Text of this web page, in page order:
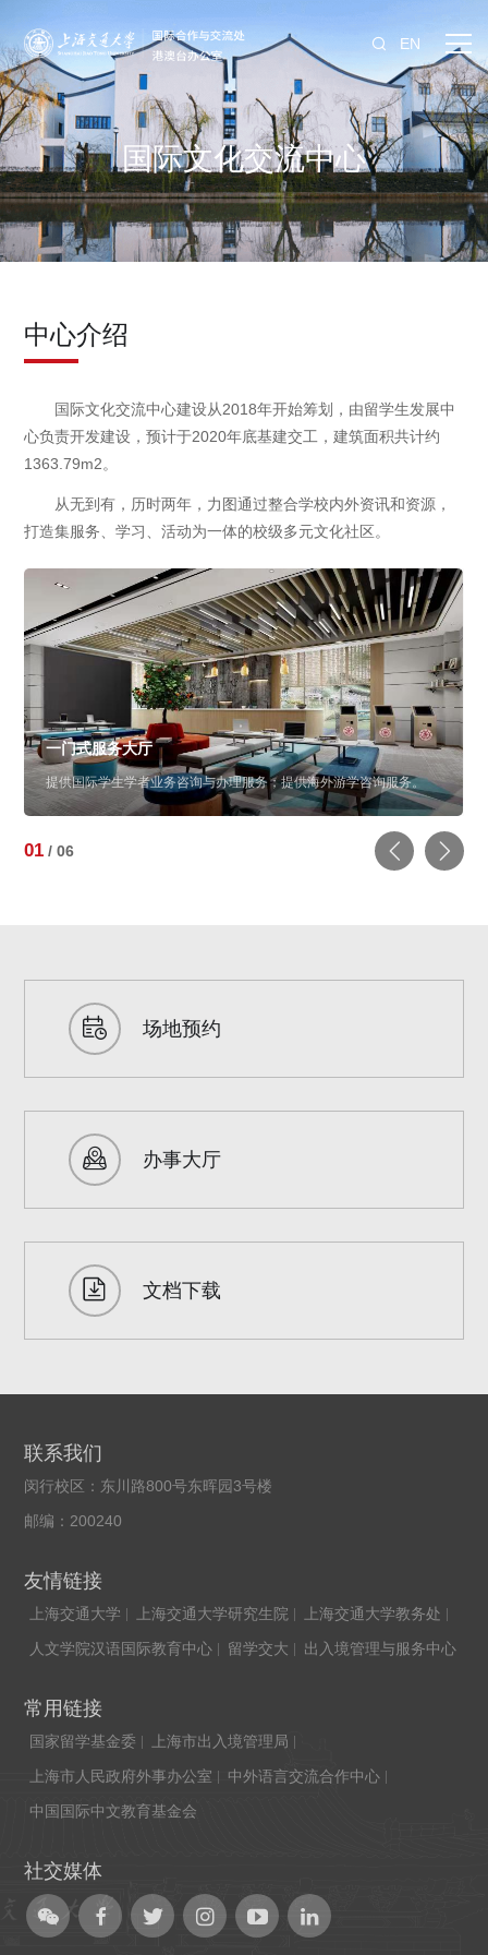
EN
国际文化交流中心
中心介绍
国际文化交流中心建设从2018年开始筹划，由留学生发展中
心负责开发建设，预计于2020年底基建交工，建筑面积共计约
1363.79m2。
从无到有，历时两年，力图通过整合学校内外资讯和资源，
打造集服务、学习、活动为一体的校级多元文化社区。
一门式服务大厅
提供国际学生学者业务咨询与办理服务；提供海外游学咨询服务。
01 /06
场地预约
办事大厅
文档下载
联系我们
闵行校区：东川路800号东晖园3号楼
邮编：200240
友情链接
上海交通大学 上海交通大学研究生院
上海交通大学教务处
人文学院汉语国际教育中心
留学交大 出入境管理与服务中心
常用链接
国家留学基金委
上海市出入境管理局
上海市人民政府外事办公室
中外语言交流合作中心
中国国际中文教育基金会
社交媒体